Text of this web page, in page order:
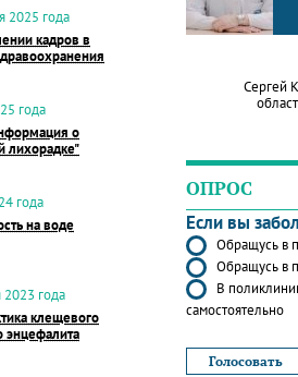
2025 года
кадров в
года
о
года
на воде
2023 года
клещевого
энцефалита
Сергей
ОПРОС
Если вы
Обращусь в
Обращусь в
В
самостоятельно